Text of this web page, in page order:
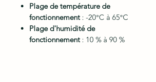
Plage de température de
fonctionnement: -20°C à 65°C
Plage d'humidité de
fonctionnement: 10 % à 90 %